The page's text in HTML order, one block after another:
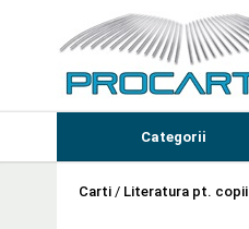
Categorii
Carti / Literatura pt. copii